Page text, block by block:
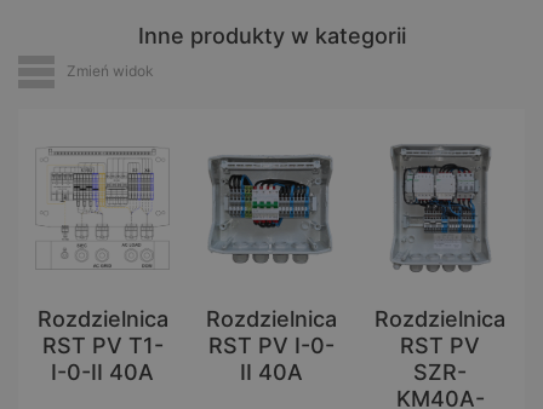
Inne produkty w kategorii
Zmień widok
Rozdzielnica
RST PV T1-
I-0-II 40A
Rozdzielnica
RST PV I-0-
II 40A
Rozdzielnica
RST PV
SZR-
KM40A-